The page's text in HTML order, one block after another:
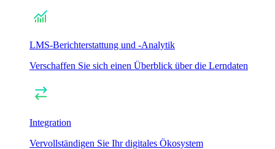
LMS-Berichterstattung und -Analytik
Verschaffen Sie sich einen Überblick über die Lerndaten
Integration
Vervollständigen Sie Ihr digitales Ökosystem